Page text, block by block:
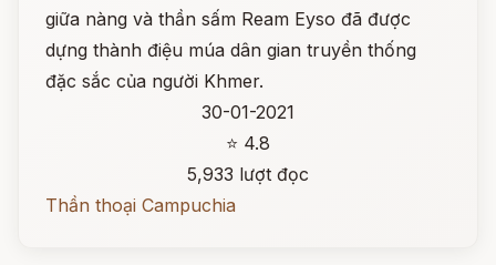
giữa nàng và thần sấm Ream Eyso đã được
dựng thành điệu múa dân gian truyền thống
đặc sắc của người Khmer.
30-01-2021
⭐ 4.8
5,933 lượt đọc
Thần thoại Campuchia